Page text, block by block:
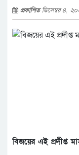
প্রকাশিতডিসেম্বর ৪,
বিজয়ের এই প্রদীপ্ত